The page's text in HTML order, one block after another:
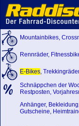
Mountainbikes,
Rennräder,
E-Bikes, Trekkingräder
Schnäppchen der
Restposten,
Anhänger, Bekleidung
Gutscheine,